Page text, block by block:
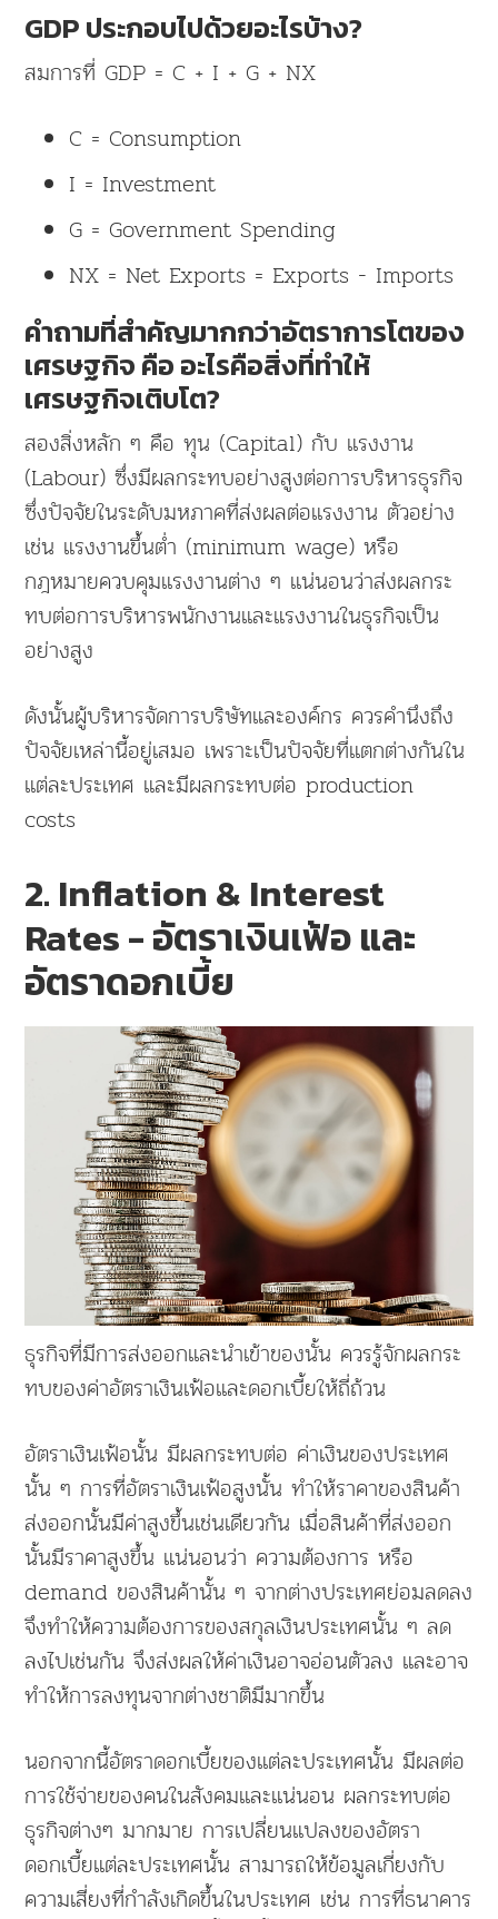
GDP ประกอบไปด้วยอะไรบ้าง?
สมการที่ GDP = C + I + G + NX
C = Consumption
I = Investment
G = Government Spending
NX = Net Exports = Exports - Imports
คำถามที่สำคัญมากกว่าอัตราการโตของ
เศรษฐกิจ คือ อะไรคือสิ่งที่ทำให้
เศรษฐกิจเติบโต?
สองสิ่งหลัก ๆ คือ ทุน (Capital) กับ แรงงาน
(Labour) ซึ่งมีผลกระทบอย่างสูงต่อการบริหารธุรกิจ
ซึ่งปัจจัยในระดับมหภาคที่ส่งผลต่อแรงงาน ตัวอย่าง
เช่น แรงงานขึ้นต่ำ (minimum wage) หรือ
กฎหมายควบคุมแรงงานต่าง ๆ แน่นอนว่าส่งผลกระ
ทบต่อการบริหารพนักงานและแรงงานในธุรกิจเป็น
อย่างสูง
ดังนั้นผู้บริหารจัดการบริษัทและองค์กร ควรคำนึงถึง
ปัจจัยเหล่านี้อยู่เสมอ เพราะเป็นปัจจัยที่แตกต่างกันใน
แต่ละประเทศ และมีผลกระทบต่อ production
costs
2. Inflation & Interest
Rates - อัตราเงินเฟ้อ และ
อัตราดอกเบี้ย
ธุรกิจที่มีการส่งออกและนำเข้าของนั้น ควรรู้จักผลกระ
ทบของค่าอัตราเงินเฟ้อและดอกเบี้ยให้ถี่ถ้วน
อัตราเงินเฟ้อนั้น มีผลกระทบต่อ ค่าเงินของประเทศ
นั้น ๆ การที่อัตราเงินเฟ้อสูงนั้น ทำให้ราคาของสินค้า
ส่งออกนั้นมีค่าสูงขึ้นเช่นเดียวกัน เมื่อสินค้าที่ส่งออก
นั้นมีราคาสูงขึ้น แน่นอนว่า ความต้องการ หรือ
demand ของสินค้านั้น ๆ จากต่างประเทศย่อมลดลง
จึงทำให้ความต้องการของสกุลเงินประเทศนั้น ๆ ลด
ลงไปเช่นกัน จึงส่งผลให้ค่าเงินอาจอ่อนตัวลง และอาจ
ทำให้การลงทุนจากต่างชาติมีมากขึ้น
นอกจากนี้อัตราดอกเบี้ยของแต่ละประเทศนั้น มีผลต่อ
การใช้จ่ายของคนในสังคมและแน่นอน ผลกระทบต่อ
ธุรกิจต่างๆ มากมาย การเปลี่ยนแปลงของอัตรา
ดอกเบี้ยแต่ละประเทศนั้น สามารถให้ข้อมูลเกี่ยงกับ
ความเสี่ยงที่กำลังเกิดขึ้นในประเทศ เช่น การที่ธนาคาร